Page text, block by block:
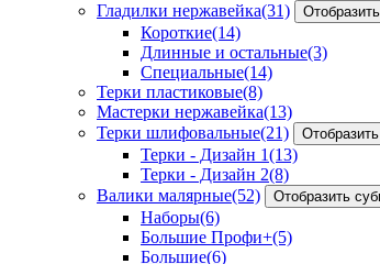
Гладилки нержавейка(31)
Короткие(14)
Длинные и остальные(3)
Специальные(14)
Терки пластиковые(8)
Мастерки нержавейка(13)
Терки шлифовальные(21)
Терки - Дизайн 1(13)
Терки - Дизайн 2(8)
Валики малярные(52) Отобразить
Наборы(6)
Большие Профи+(5)
Большие(6)